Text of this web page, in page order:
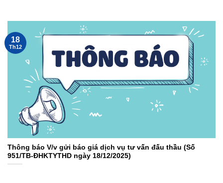
Thông báo V/v gửi báo giá dịch vụ tư vấn đấu thầu (Số
951/TB-ĐHKTYTHD ngày 18/12/2025)
18
Th12